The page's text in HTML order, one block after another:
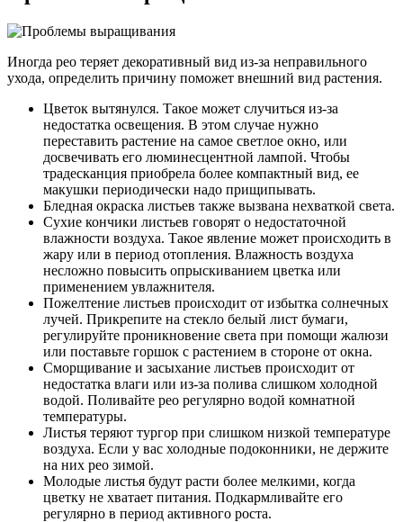
Иногда рео теряет декоративный вид из-за неправильного
ухода, определить причину поможет внешний вид растения.
Цветок вытянулся. Такое может случиться из-за
недостатка освещения. В этом случае нужно
переставить растение на самое светлое окно, или
досвечивать его люминесцентной лампой. Чтобы
традесканция приобрела более компактный вид, ее
макушки периодически надо прищипывать.
Бледная окраска листьев также вызвана нехваткой света.
Сухие кончики листьев говорят о недостаточной
влажности воздуха. Такое явление может происходить в
жару или в период отопления. Влажность воздуха
несложно повысить опрыскиванием цветка или
применением увлажнителя.
Пожелтение листьев происходит от избытка солнечных
лучей. Прикрепите на стекло белый лист бумаги,
регулируйте проникновение света при помощи жалюзи
или поставьте горшок с растением в стороне от окна.
Сморщивание и засыхание листьев происходит от
недостатка влаги или из-за полива слишком холодной
водой. Поливайте рео регулярно водой комнатной
температуры.
Листья теряют тургор при слишком низкой температуре
воздуха. Если у вас холодные подоконники, не держите
на них рео зимой.
Молодые листья будут расти более мелкими, когда
цветку не хватает питания. Подкармливайте его
регулярно в период активного роста.